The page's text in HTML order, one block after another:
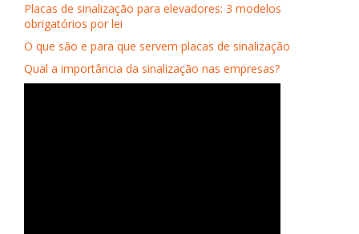
Placas de sinalização para elevadores: 3 modelos
obrigatórios por lei
O que são e para que servem placas de sinalização
Qual a importância da sinalização nas empresas?